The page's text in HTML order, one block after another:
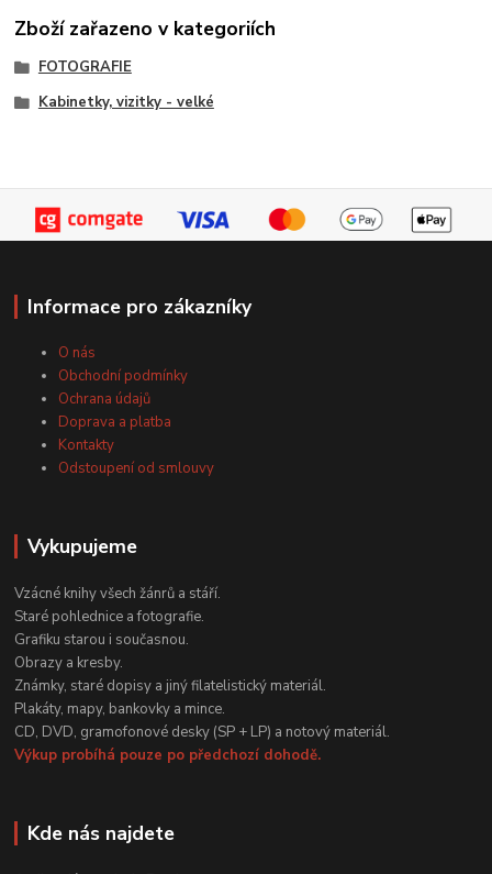
Zboží zařazeno v kategoriích
FOTOGRAFIE
Kabinetky, vizitky - velké
Informace pro zákazníky
O nás
Obchodní podmínky
Ochrana údajů
Doprava a platba
Kontakty
Odstoupení od smlouvy
Vykupujeme
Vzácné knihy všech žánrů a stáří.
Staré pohlednice a fotografie.
Grafiku starou i současnou.
Obrazy a kresby.
Známky, staré dopisy a jiný filatelistický materiál.
Plakáty, mapy, bankovky a mince.
CD, DVD, gramofonové desky (SP + LP) a notový materiál.
Výkup probíhá pouze po předchozí dohodě.
Kde nás najdete